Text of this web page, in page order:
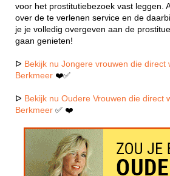
voor het prostitutiebezoek vast leggen.
over de te verlenen service en de
je je volledig overgeven aan de
gaan genieten!
ᐅ Bekijk nu Jongere vrouwen die direct
Berkmeer ❤️✅
ᐅ Bekijk nu Oudere Vrouwen die direct
Berkmeer ✅ ❤️